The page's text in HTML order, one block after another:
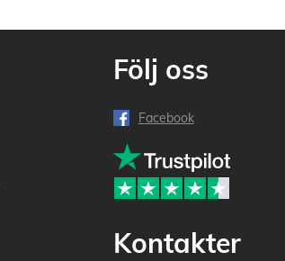
Följ oss
Facebook
Kontakter